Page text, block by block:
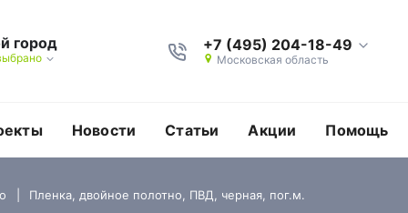
город +7 (495) 204-18-49
Московская область
Новости Статьи Акции Помощь
Пленка, двойное полотно, ПВД, черная, пог.м.